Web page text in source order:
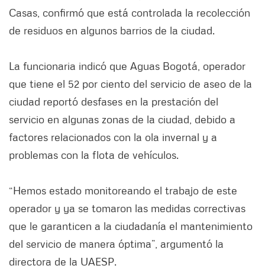
Casas, confirmó que está controlada la recolección
de residuos en algunos barrios de la ciudad.
La funcionaria indicó que Aguas Bogotá, operador
que tiene el 52 por ciento del servicio de aseo de la
ciudad reportó desfases en la prestación del
servicio en algunas zonas de la ciudad, debido a
factores relacionados con la ola invernal y a
problemas con la flota de vehículos.
“Hemos estado monitoreando el trabajo de este
operador y ya se tomaron las medidas correctivas
que le garanticen a la ciudadanía el mantenimiento
del servicio de manera óptima”, argumentó la
directora de la UAESP.